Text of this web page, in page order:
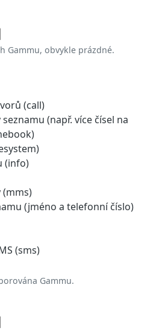
Gammu, obvykle prázdné.
(call)
(např. více čísel na
(info)
(jméno a telefonní číslo)
(sms)
Gammu.